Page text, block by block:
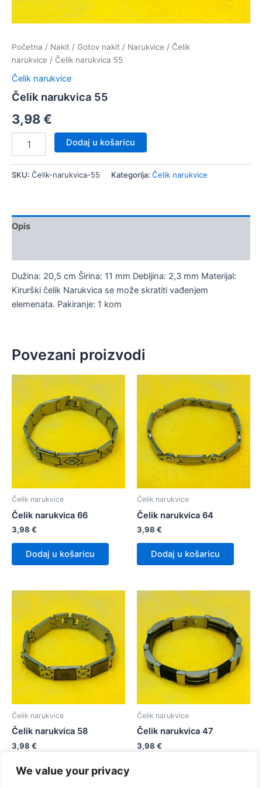
We value your privacy
Početna / Nakit / Gotov nakit / Narukvice / Čelik
narukvice / Čelik narukvica 55
Čelik narukvice
Čelik narukvica 55
3,98€
narukvica
količina
Dodaj u košaricu
SKU: Čelik-narukvica-55 Kategorija: Čelik narukvice
Opis
Dužina: 20,5 cm Širina: 11 mm Debljina: 2,3 mm Materijal:
Kirurški čelik Narukvica se može skratiti vađenjem
elemenata. Pakiranje: 1 kom
Povezani proizvodi
Čelik narukvice
Čelik narukvica 66
3,98 €
Dodaj u košaricu
Čelik narukvice
Čelik narukvica 64
3,98 €
Dodaj u košaricu
Čelik narukvice
Čelik narukvica 58
3,98 €
Dodaj u košaricu
Čelik narukvice
Čelik narukvica 47
3,98 €